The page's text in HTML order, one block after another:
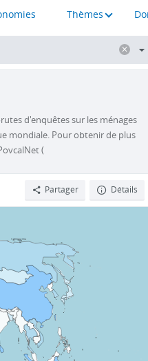
Thèmes
d'enquêtes sur les ménages
mondiale. Pour obtenir de plus
(
Partager Détails